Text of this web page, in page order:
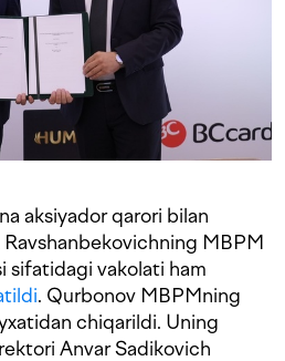
aksiyador qarori bilan
MBPM
sifatidagi vakolati ham
. Qurbonov MBPMning
chiqarildi. Uning
Anvar Sadikovich